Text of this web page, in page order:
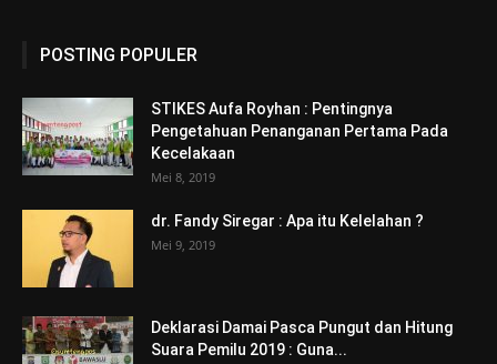
POSTING POPULER
STIKES Aufa Royhan : Pentingnya
Pengetahuan Penanganan Pertama Pada
Kecelakaan
Mei 8, 2019
dr. Fandy Siregar : Apa itu Kelelahan ?
Mei 9, 2019
Deklarasi Damai Pasca Pungut dan Hitung
Suara Pemilu 2019 : Guna...